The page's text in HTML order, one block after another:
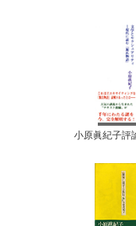
小原眞紀子評